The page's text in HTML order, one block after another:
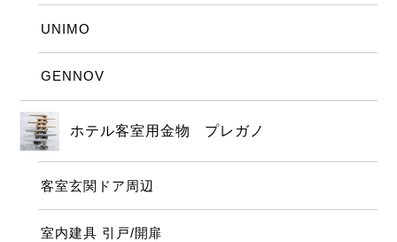
UNIMO
GENNOV
ホテル客室用金物 プレガノ
客室玄関ドア周辺
室内建具 引戸/開扉